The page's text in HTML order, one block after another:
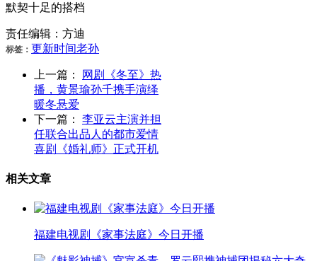
默契十足的搭档
责任编辑：方迪
标签： 更新时间老孙
上一篇：
网剧《冬至》热
播，黄景瑜孙千携手演绎
暖冬悬爱
下一篇：
李亚云主演并担
任联合出品人的都市爱情
喜剧《婚礼师》正式开机
相关文章
福建电视剧《家事法庭》今日开播